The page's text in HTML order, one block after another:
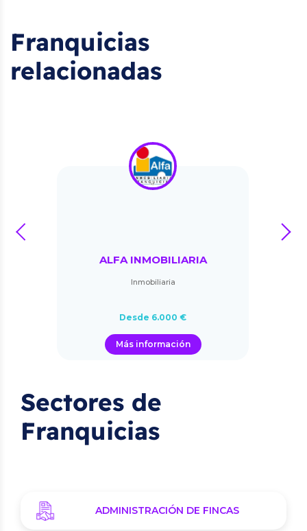
Franquicias
relacionadas
ALFA INMOBILIARIA
Inmobiliaria
Desde 6.000 €
Más información
prev next
Sectores de
Franquicias
ADMINISTRACIÓN DE FINCAS